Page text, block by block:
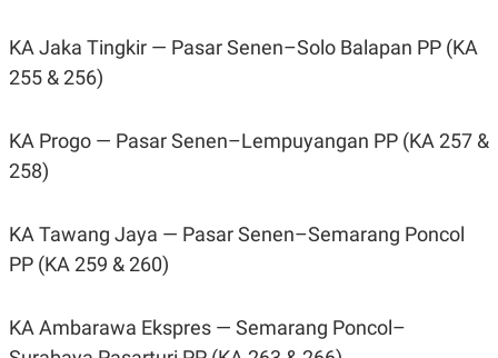
KA Jaka Tingkir — Pasar Senen–Solo Balapan PP (KA
255 & 256)
KA Progo — Pasar Senen–Lempuyangan PP (KA 257 &
258)
KA Tawang Jaya — Pasar Senen–Semarang Poncol
PP (KA 259 & 260)
KA Ambarawa Ekspres — Semarang Poncol–